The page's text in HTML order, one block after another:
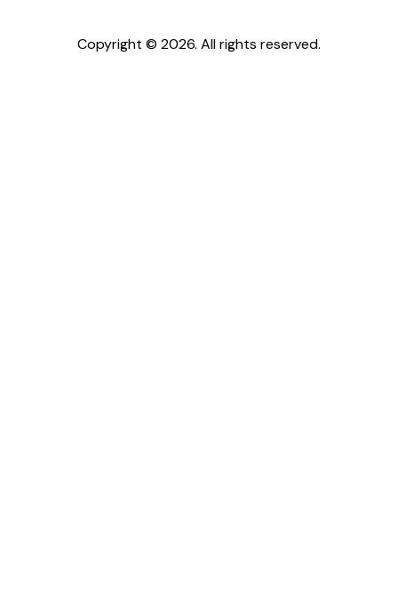
Copyright © 2026. All rights reserved.